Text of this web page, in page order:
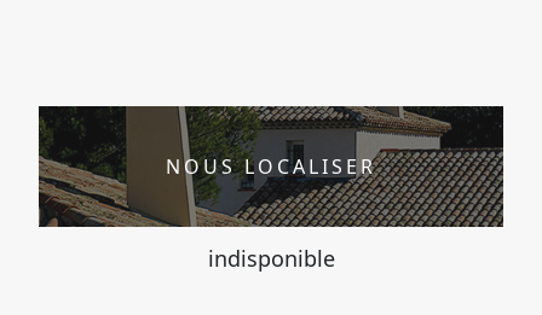
NOUS LOCALISER
indisponible